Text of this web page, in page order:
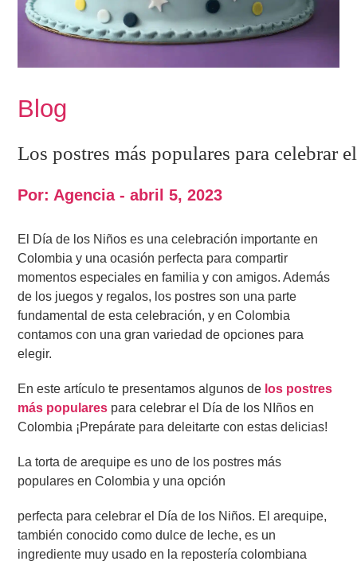
Blog
Los postres más populares para celebrar
Por: Agencia - abril 5, 2023
El Día de los Niños es una celebración importante en
Colombia y una ocasión perfecta para compartir
momentos especiales en familia y con amigos. Además
de los juegos y regalos, los postres son una parte
fundamental de esta celebración, y en Colombia
contamos con una gran variedad de opciones para
elegir.
En este artículo te presentamos algunos de los postres
más populares para celebrar el Día de los NIños en
Colombia ¡Prepárate para deleitarte con estas delicias!
La torta de arequipe es uno de los postres más
populares en Colombia y una opción
perfecta para celebrar el Día de los Niños. El arequipe,
también conocido como dulce de leche, es un
ingrediente muy usado en la repostería colombiana